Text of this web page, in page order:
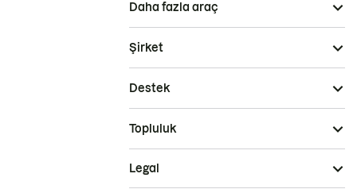
Daha fazla araç
Şirket
Destek
Topluluk
Legal